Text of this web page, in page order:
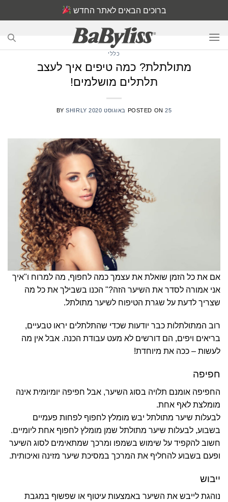
to
ברוכים הבאים לאתר החדש
כללי
מתולתלת? כמה טיפים איך לעצב
תלתלים מושלמים!
POSTED ON25 באוגוסט 2020 BYSHIRLY
אם את כל הזמן שואלת את עצמך כמה לחפוף, מה למרוח ו"איך
אני אמורה לסדר את השיער הזה?" הכנו בשבילך את כל מה
שצריך לדעת על שגרת הטיפוח לשיער מתולתל.
רוב המתולתלות כבר יודעות שכדי שהתלתלים יראו טבעיים,
בריאים ויפים, הם דורשים לא מעט עבודת הכנה. אבל אין מה
לעשות – ככה את מיוחדת!
חפיפה
החפיפה אומנם תלויה בסוג השיער, אבל חפיפה יומיומית אינה
מומלצת לאף אחת.
לבעלות שיער מתולתל יבש מומלץ לחפוף לפחות פעמיים
בשבוע, לבעלות שיער מתולתל שמן מומלץ לחפוף אחת ליומיים.
חשוב להקפיד על שימוש בשמפו ומרכך שמתאימים לסוג השיער
ופעם בשבוע להחליף את המרכך במסיכת שיער מזינה ואיכותית.
ייבוש
נוהגת לייבש את השיער באמצעות עיטוף או שפשוף במגבת